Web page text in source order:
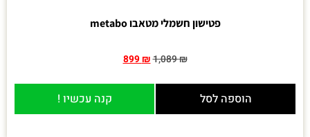
פטישון חשמלי מטאבו metabo
1,089₪
899₪
הוספה לסל קנה עכשיו !